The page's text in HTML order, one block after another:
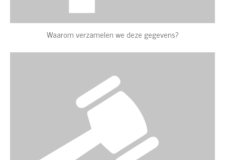
Waarom verzamelen we deze gegevens?